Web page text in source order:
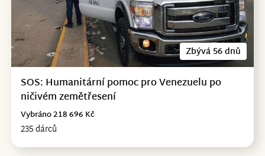
Zbývá 56 dnů
SOS: Humanitární pomoc pro Venezuelu po
ničivém zemětřesení
235 dárců
Vybráno 218 696 Kč